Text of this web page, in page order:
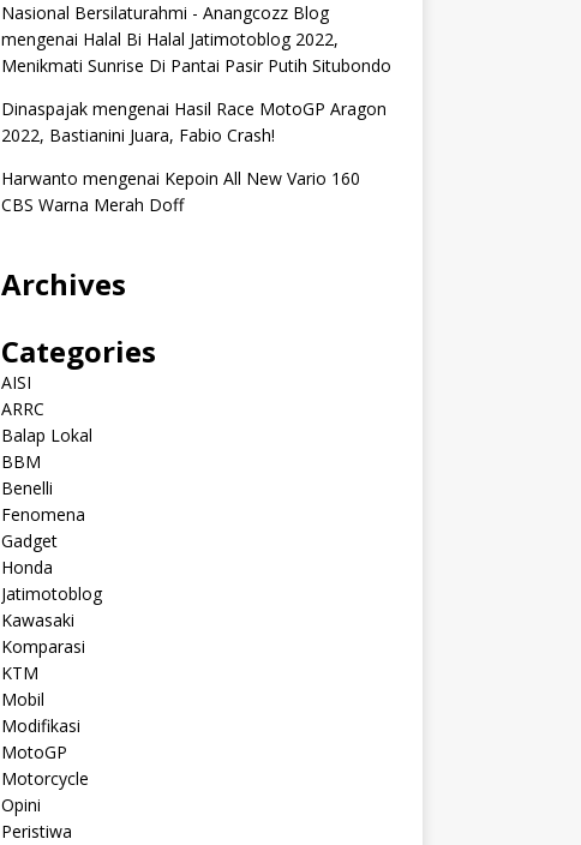
Nasional Bersilaturahmi - Anangcozz Blog
mengenai Halal Bi Halal Jatimotoblog 2022,
Menikmati Sunrise Di Pantai Pasir Putih Situbondo
Dinaspajakmengenai Hasil Race MotoGP Aragon
2022, Bastianini Juara, Fabio Crash!
Harwanto mengenai Kepoin All New Vario 160
CBS Warna Merah Doff
Archives
Categories
AISI
ARRC
Balap Lokal
BBM
Benelli
Fenomena
Gadget
Honda
Jatimotoblog
Kawasaki
Komparasi
KTM
Mobil
Modifikasi
MotoGP
Motorcycle
Opini
Peristiwa